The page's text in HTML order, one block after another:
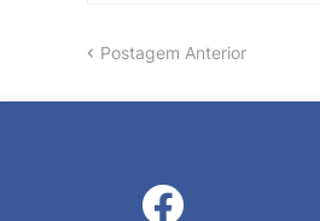
Postagem Anterior